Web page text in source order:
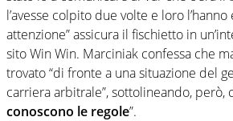
l’avesse colpito due volte e loro
attenzione” assicura il fischietto in
sito Win Win. Marciniak confessa che
trovato “di fronte a una situazione del
carriera arbitrale”, sottolineando, però,
conoscono le regole”.